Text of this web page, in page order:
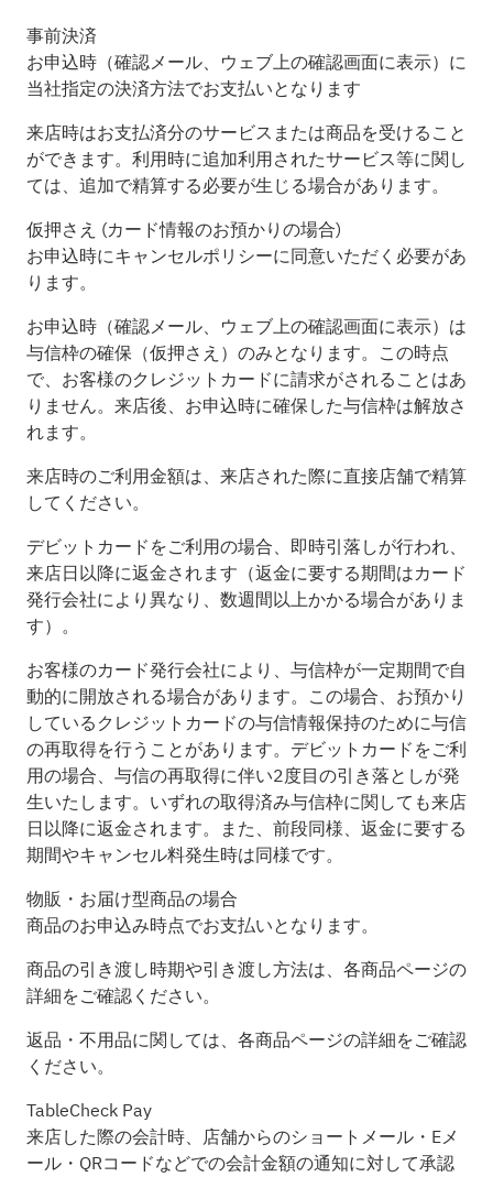
事前決済
お申込時（確認メール、ウェブ上の確認画面に表示）に
当社指定の決済方法でお支払いとなります
来店時はお支払済分のサービスまたは商品を受けること
ができます。利用時に追加利用されたサービス等に関し
ては、追加で精算する必要が生じる場合があります。
仮押さえ (カード情報のお預かりの場合)
お申込時にキャンセルポリシーに同意いただく必要があ
ります。
お申込時（確認メール、ウェブ上の確認画面に表示）は
与信枠の確保（仮押さえ）のみとなります。この時点
で、お客様のクレジットカードに請求がされることはあ
りません。来店後、お申込時に確保した与信枠は解放さ
れます。
来店時のご利用金額は、来店された際に直接店舗で精算
してください。
デビットカードをご利用の場合、即時引落しが行われ、
来店日以降に返金されます（返金に要する期間はカード
発行会社により異なり、数週間以上かかる場合がありま
す）。
お客様のカード発行会社により、与信枠が一定期間で自
動的に開放される場合があります。この場合、お預かり
しているクレジットカードの与信情報保持のために与信
の再取得を行うことがあります。デビットカードをご利
用の場合、与信の再取得に伴い2度目の引き落としが発
生いたします。いずれの取得済み与信枠に関しても来店
日以降に返金されます。また、前段同様、返金に要する
期間やキャンセル料発生時は同様です。
物販・お届け型商品の場合
商品のお申込み時点でお支払いとなります。
商品の引き渡し時期や引き渡し方法は、各商品ページの
詳細をご確認ください。
返品・不用品に関しては、各商品ページの詳細をご確認
ください。
TableCheck Pay
来店した際の会計時、店舗からのショートメール・Eメ
ール・QRコードなどでの会計金額の通知に対して承認